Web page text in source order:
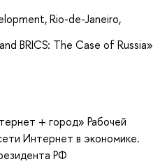
Rio-de-Janeiro,
BRICS: The Case of Russia»
+ город» Рабочей
Интернет в экономике.
РФ